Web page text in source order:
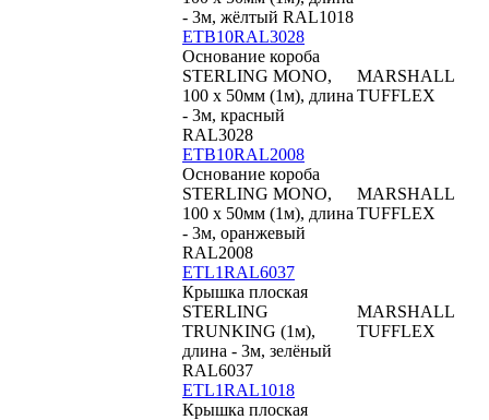
- 3м, жёлтый RAL1018
ETB10RAL3028
Основание короба
STERLING MONO,
100 x 50мм (1м), длина
- 3м, красный
RAL3028
MARSHALL
TUFFLEX
ETB10RAL2008
Основание короба
STERLING MONO,
100 x 50мм (1м), длина
- 3м, оранжевый
RAL2008
MARSHALL
TUFFLEX
ETL1RAL6037
Крышка плоская
STERLING
TRUNKING (1м),
длина - 3м, зелёный
RAL6037
MARSHALL
TUFFLEX
ETL1RAL1018
Крышка плоская